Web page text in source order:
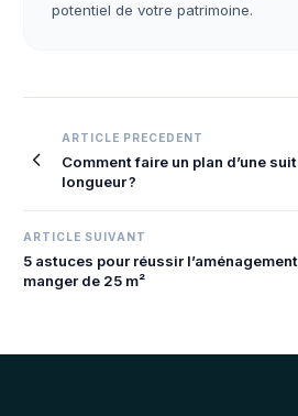
potentiel de votre patrimoine.
Navigation
de
ARTICLE PRECEDENT
Comment faire un plan d’une
longueur ?
ARTICLE SUIVANT
5 astuces pour réussir
manger de 25 m²